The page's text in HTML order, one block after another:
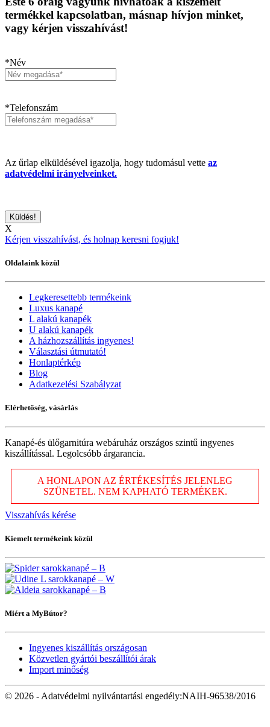
termékkel kapcsolatban, másnap hívjon minket,
vagy kérjen visszahívást!
*Név
*Telefonszám
Az űrlap elküldésével igazolja, hogy tudomásul vette az
adatvédelmi irányelveinket.
X
Kérjen visszahívást, és holnap keresni fogjuk!
Oldalaink közül
Legkeresettebb termékeink
Luxus kanapé
L alakú kanapék
U alakú kanapék
A házhozszállítás ingyenes!
Választási útmutató!
Honlaptérkép
Blog
Adatkezelési Szabályzat
Elérhetőség, vásárlás
Kanapé-és ülőgarnitúra webáruház országos szintű ingyenes
kiszállítással. Legolcsóbb árgarancia.
A HONLAPON AZ ÉRTÉKESÍTÉS JELENLEG
SZÜNETEL. NEM KAPHATÓ TERMÉKEK.
Visszahívás kérése
Kiemelt termékeink közül
Miért a MyBútor?
Ingyenes kiszállítás országosan
Közvetlen gyártói beszállítói árak
Import minőség
© 2026 - Adatvédelmi nyilvántartási engedély:NAIH-96538/2016